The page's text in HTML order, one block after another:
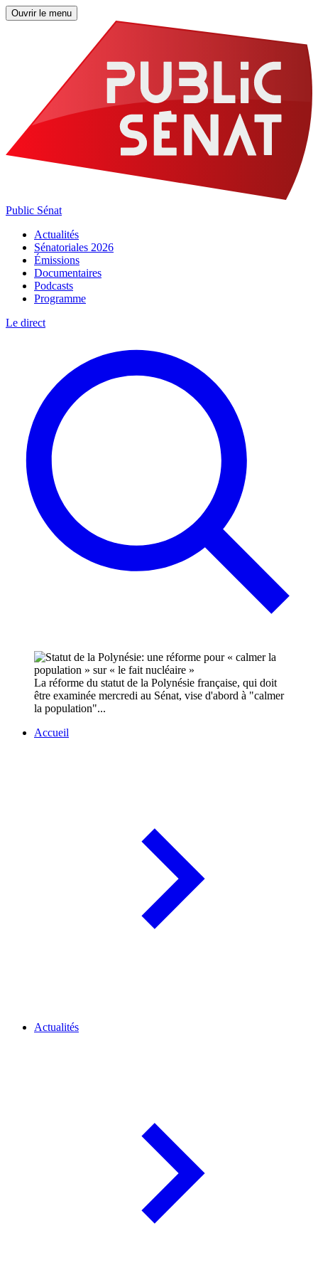
Ouvrir le menu
Public Sénat
Actualités
Sénatoriales 2026
Émissions
Documentaires
Podcasts
Programme
Le direct
La réforme du statut de la Polynésie française, qui doit
être examinée mercredi au Sénat, vise d'abord à "calmer
la population"...
Accueil
Actualités